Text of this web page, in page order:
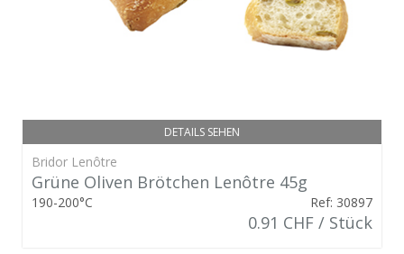
DETAILS SEHEN
Bridor Lenôtre
Grüne Oliven Brötchen Lenôtre 45g
190-200°C Ref: 30897
0.91 CHF / Stück